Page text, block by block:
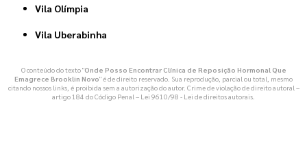
Vila Olímpia
Vila Uberabinha
O conteúdo do texto "Onde Posso Encontrar Clínica de Reposição Hormonal Que
Emagrece Brooklin Novo" é de direito reservado. Sua reprodução, parcial ou total, mesmo
citando nossos links, é proibida sem a autorização do autor. Crime de violação de direito autoral –
artigo 184 do Código Penal – Lei 9610/98 - Lei de direitos autorais